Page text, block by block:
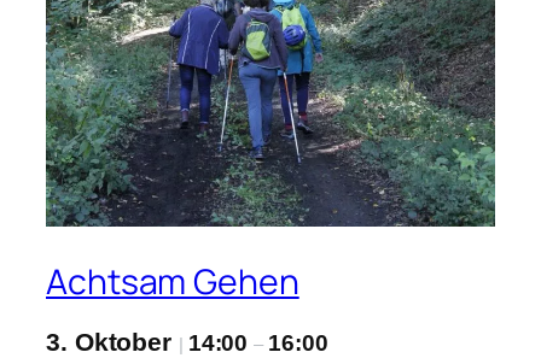
Achtsam Gehen
3. Oktober | 14:00– 16:00